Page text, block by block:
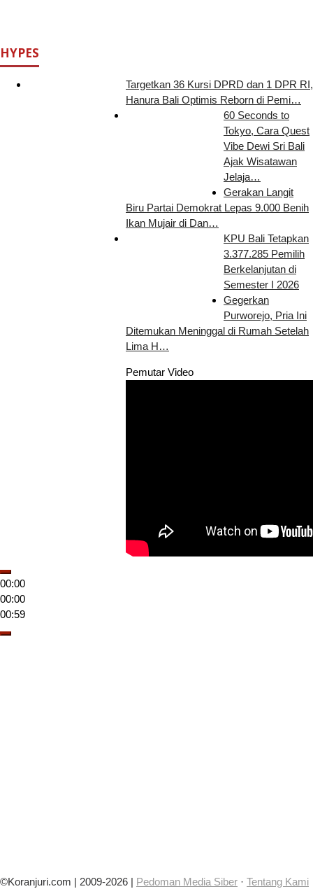
HYPES
Targetkan 36 Kursi DPRD dan 1 DPR RI,
Hanura Bali Optimis Reborn di Pemi…
60 Seconds to
Tokyo, Cara Quest
Vibe Dewi Sri Bali
Ajak Wisatawan
Jelaja…
Gerakan Langit
Biru Partai Demokrat Lepas 9.000 Benih
Ikan Mujair di Dan…
KPU Bali Tetapkan
3.377.285 Pemilih
Berkelanjutan di
Semester I 2026
Gegerkan
Purworejo, Pria Ini
Ditemukan Meninggal di Rumah Setelah
Lima H…
Pemutar Video
00:00
00:00
00:59
©Koranjuri.com | 2009-2026 | Pedoman Media Siber · Tentang Kami